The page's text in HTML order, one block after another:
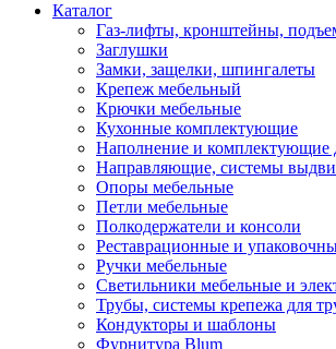
Каталог
Газ-лифты, кронштейны,
Заглушки
Замки, защелки, шпингалеты
Крепеж мебельный
Крючки мебельные
Кухонные комплектующие
Наполнение и комплектующие
Направляющие, системы
Опоры мебельные
Петли мебельные
Полкодержатели и консоли
Реставрационные и
Ручки мебельные
Светильники мебельные и
Трубы, системы крепежа для
Кондукторы и шаблоны
Фурнитура Blum